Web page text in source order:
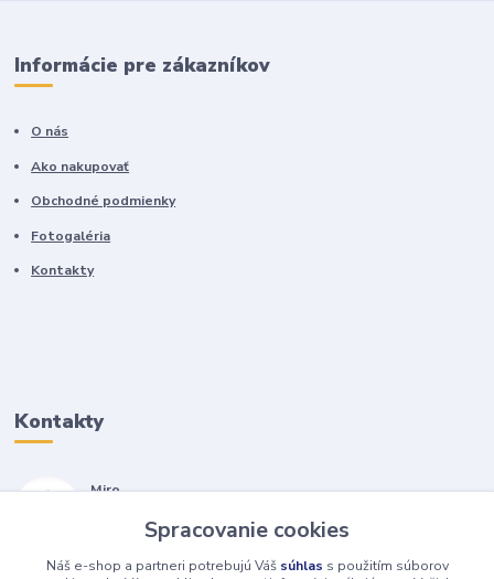
Informácie pre zákazníkov
O nás
Ako nakupovať
Obchodné podmienky
Fotogaléria
Kontakty
Kontakty
Miro
(Po-Pia, 7-17 hod.)
isopneumatiky@isopneumatiky.sk
Spracovanie cookies
Náš e-shop a partneri potrebujú Váš súhlas s použitím súborov